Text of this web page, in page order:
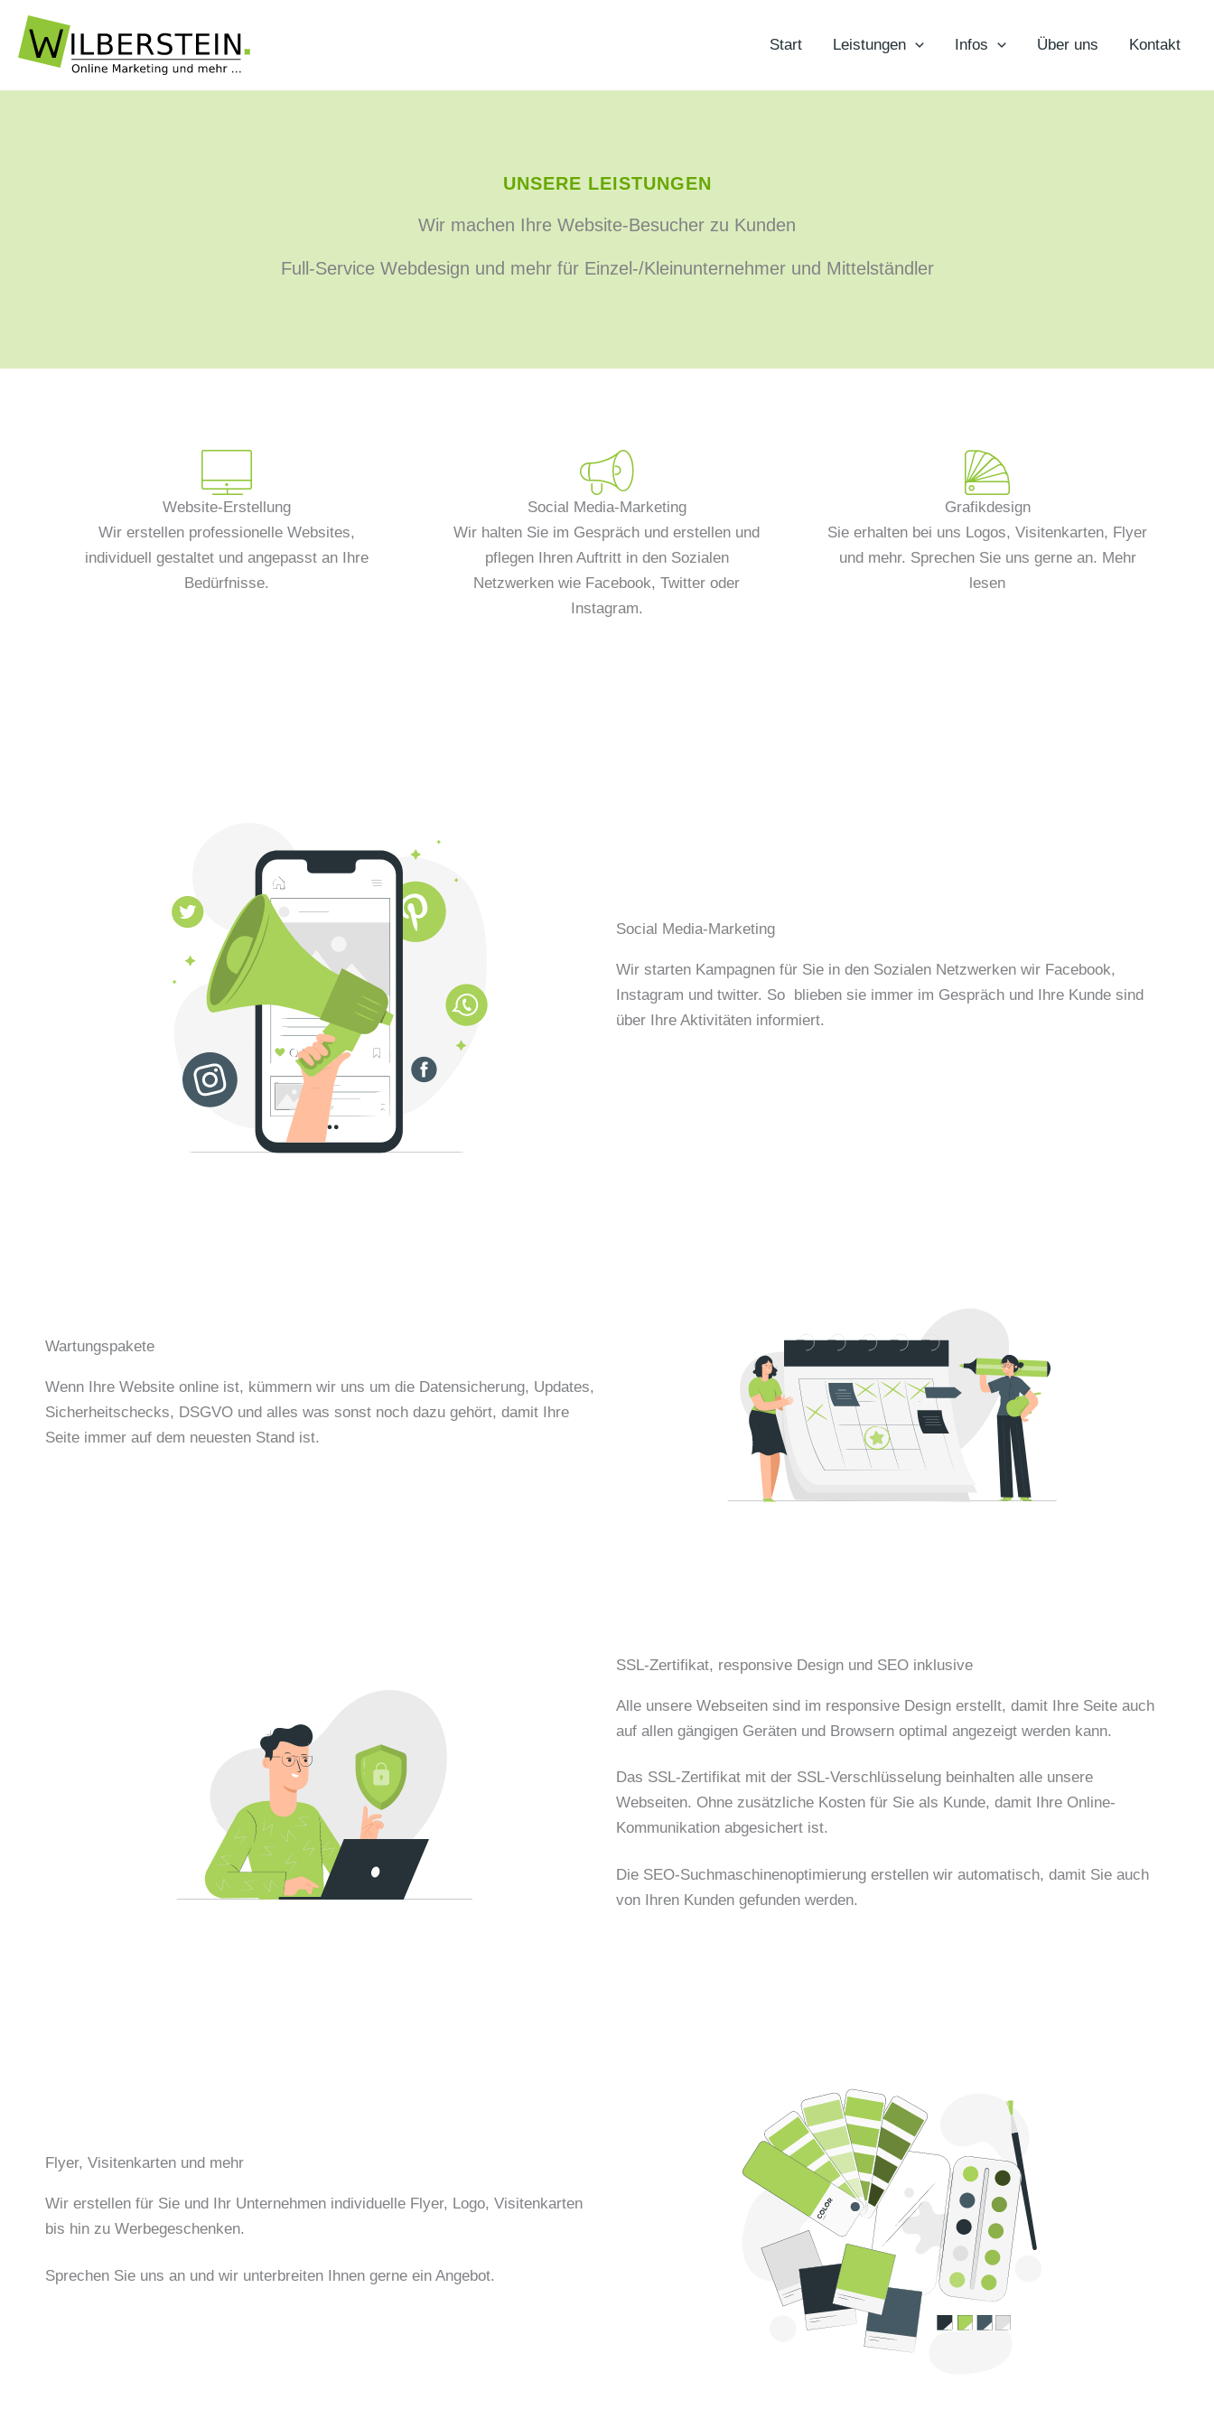
Zum
Inhalt
springen
Start Leistungen Infos Über uns Kontakt
UNSERE LEISTUNGEN
Wir machen Ihre Website-Besucher zu Kunden
Full-Service Webdesign und mehr für Einzel-/Kleinunternehmer und Mittelständler
Website-Erstellung
Wir erstellen professionelle Websites,
individuell gestaltet und angepasst an Ihre
Bedürfnisse.
Social Media-Marketing
Wir halten Sie im Gespräch und erstellen und
pflegen Ihren Auftritt in den Sozialen
Netzwerken wie Facebook, Twitter oder
Instagram.
Grafikdesign
Sie erhalten bei uns Logos, Visitenkarten, Flyer
und mehr. Sprechen Sie uns gerne an. Mehr
lesen
Social Media-Marketing
Wir starten Kampagnen für Sie in den Sozialen Netzwerken wir Facebook,
Instagram und twitter. So blieben sie immer im Gespräch und Ihre Kunde sind
über Ihre Aktivitäten informiert.
Wartungspakete
Wenn Ihre Website online ist, kümmern wir uns um die Datensicherung, Updates,
Sicherheitschecks, DSGVO und alles was sonst noch dazu gehört, damit Ihre
Seite immer auf dem neuesten Stand ist.
SSL-Zertifikat, responsive Design und SEO inklusive
Alle unsere Webseiten sind im responsive Design erstellt, damit Ihre Seite auch
auf allen gängigen Geräten und Browsern optimal angezeigt werden kann.
Das SSL-Zertifikat mit der SSL-Verschlüsselung beinhalten alle unsere
Webseiten. Ohne zusätzliche Kosten für Sie als Kunde, damit Ihre Online-
Kommunikation abgesichert ist.
Die SEO-Suchmaschinenoptimierung erstellen wir automatisch, damit Sie auch
von Ihren Kunden gefunden werden.
Flyer, Visitenkarten und mehr
Wir erstellen für Sie und Ihr Unternehmen individuelle Flyer, Logo, Visitenkarten
bis hin zu Werbegeschenken.
Sprechen Sie uns an und wir unterbreiten Ihnen gerne ein Angebot.